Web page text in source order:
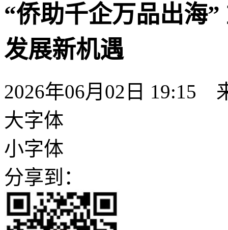
“侨助千企万品出海
发展新机遇
2026年06月02日 19:15
大字体
小字体
分享到：